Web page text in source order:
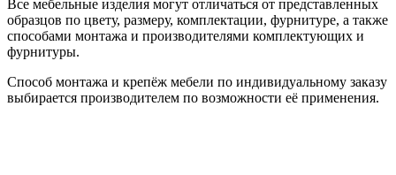
Все мебельные изделия могут отличаться от представленных
образцов по цвету, размеру, комплектации, фурнитуре, а также
способами монтажа и производителями комплектующих и
фурнитуры.
Способ монтажа и крепёж мебели по индивидуальному заказу
выбирается производителем по возможности её применения.